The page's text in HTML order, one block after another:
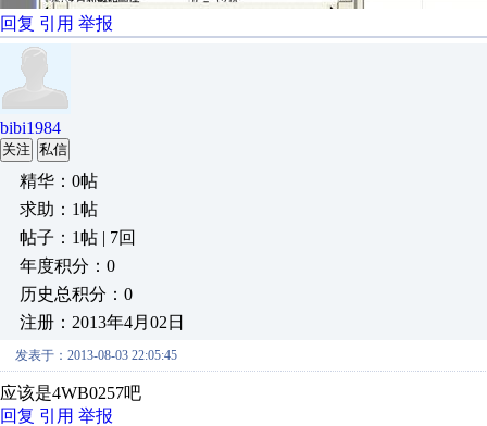
回复 引用 举报
bibi1984
关注 私信
精华：0帖
求助：1帖
帖子：1帖 | 7回
年度积分：0
历史总积分：0
注册：2013年4月02日
发表于：2013-08-03 22:05:45
应该是4WB0257吧
回复 引用 举报